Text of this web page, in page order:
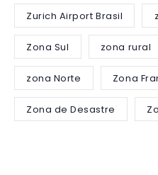
Zurich Airport Brasil
Zona Sul zona rural
zona Norte Zona
Zona de Desastre